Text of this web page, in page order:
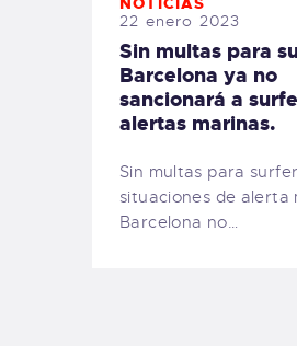
22 enero 2023
Sin multas para
Barcelona ya no
sancionará a
alertas marinas.
Sin multas para
situaciones de alerta
Barcelona no…